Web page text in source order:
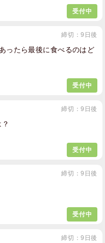
受付中
ったら最後に食べるのはど
締切：9日後
受付中
締切：9日後
受付中
締切：9日後
受付中
締切：9日後